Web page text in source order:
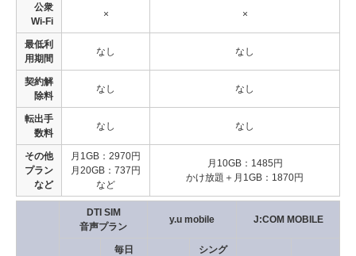
公衆
Wi-Fi
× ×
最低利
用期間
なし なし
契約解
除料
なし なし
転出手
数料
なし なし
その他
プラン
など
月1GB：2970円
月20GB：737円
など
月10GB：1485円
かけ放題＋月1GB：1870円
DTI SIM
音声プラン
y.u mobile J:COM MOBILE
毎日
シング